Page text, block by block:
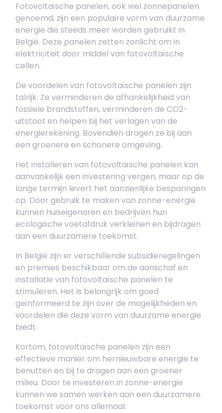
Fotovoltaïsche panelen, ook wel zonnepanelen
genoemd, zijn een populaire vorm van duurzame
energie die steeds meer worden gebruikt in
België. Deze panelen zetten zonlicht om in
elektriciteit door middel van fotovoltaïsche
cellen.
De voordelen van fotovoltaïsche panelen zijn
talrijk. Ze verminderen de afhankelijkheid van
fossiele brandstoffen, verminderen de CO2-
uitstoot en helpen bij het verlagen van de
energierekening. Bovendien dragen ze bij aan
een groenere en schonere omgeving.
Het installeren van fotovoltaïsche panelen kan
aanvankelijk een investering vergen, maar op de
lange termijn levert het aanzienlijke besparingen
op. Door gebruik te maken van zonne-energie
kunnen huiseigenaren en bedrijven hun
ecologische voetafdruk verkleinen en bijdragen
aan een duurzamere toekomst.
In België zijn er verschillende subsidieregelingen
en premies beschikbaar om de aanschaf en
installatie van fotovoltaïsche panelen te
stimuleren. Het is belangrijk om goed
geïnformeerd te zijn over de mogelijkheden en
voordelen die deze vorm van duurzame energie
biedt.
Kortom, fotovoltaïsche panelen zijn een
effectieve manier om hernieuwbare energie te
benutten en bij te dragen aan een groener
milieu. Door te investeren in zonne-energie
kunnen we samen werken aan een duurzamere
toekomst voor ons allemaal.